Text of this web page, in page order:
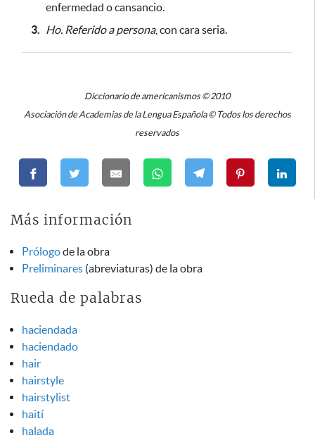
enfermedad o cansancio.
3. Ho. Referido a persona, con cara seria.
Diccionario de americanismos © 2010
Asociación de Academias de la Lengua Española © Todos los derechos
reservados
Más información
Prólogode la obra
Preliminares (abreviaturas) de la obra
Rueda de palabras
haciendada
haciendado
hair
hairstyle
hairstylist
haití
halada